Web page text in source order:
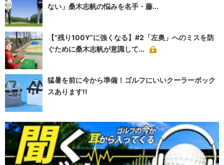
ない」桑木志帆の悩みを名手・藤...
【“残り100Y”に強くなる】#2「左奥」へのミスを防
ぐために桑木志帆が意識して...
猛暑を前に今から準備！ゴルフにいいクーラーボック
スあります!!